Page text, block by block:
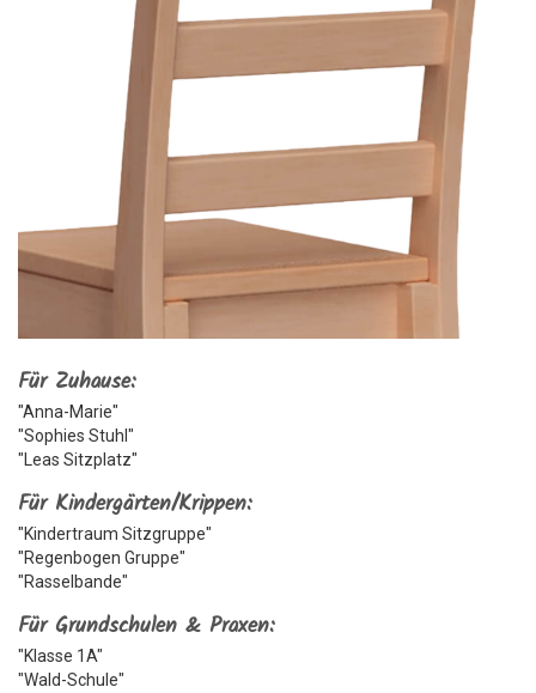
Für Zuhause:
"Anna-Marie"
"Sophies Stuhl"
"Leas Sitzplatz"
Für Kindergärten/Krippen:
"Kindertraum Sitzgruppe"
"Regenbogen Gruppe"
"Rasselbande"
Für Grundschulen & Praxen:
"Klasse 1A"
"Wald-Schule"